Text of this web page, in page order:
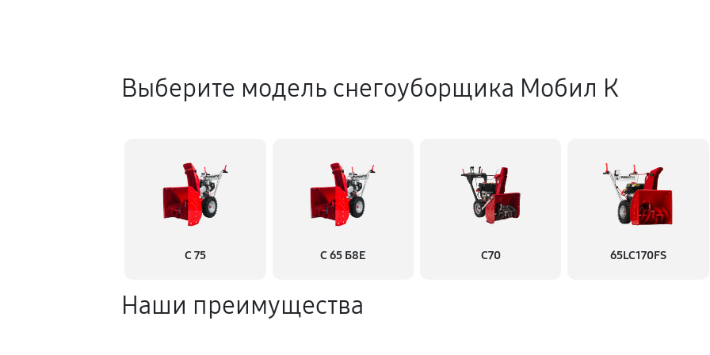
Выберите модель снегоуборщика Мобил К
С 75 С 65 Б8Е С70 65LC170FS
Наши преимущества